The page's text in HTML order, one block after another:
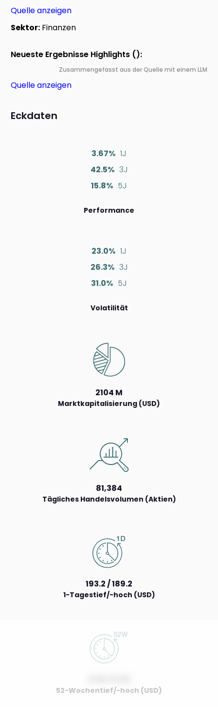
Quelle anzeigen
Sektor: Finanzen
Neueste Ergebnisse Highlights ():
Zusammengefasst aus der Quelle mit einem LLM
Quelle anzeigen
Eckdaten
3.67% 1J
42.5% 3J
15.8% 5J
Performance
23.0% 1J
26.3% 3J
31.0% 5J
Volatilität
2104 M
Marktkapitalisierung (USD)
81,384
Tägliches Handelsvolumen (Aktien)
193.2 / 189.2
1-Tagestief/-hoch (USD)
52-Wochentief/-hoch (USD)